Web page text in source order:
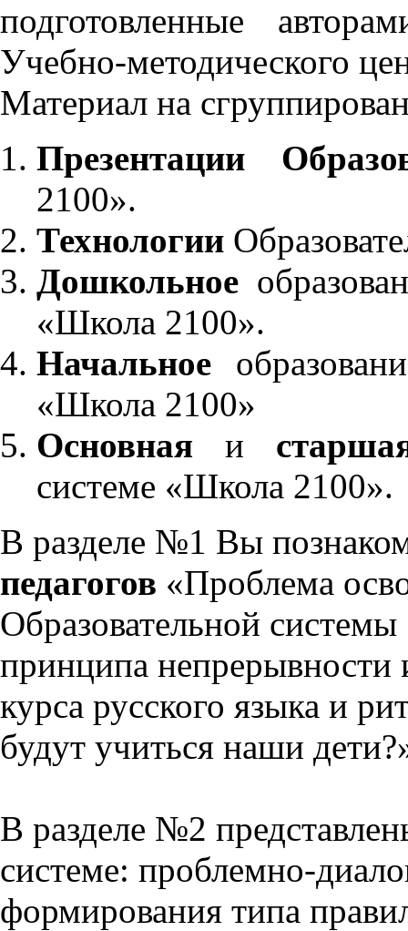
подготовленные
Учебно-методического
Материал на
Презентации
2100».
Технологии
Дошкольное
«Школа 2100».
Начальное
«Школа 2100»
Основнаяи
системе «Школа 2100».
В разделе №1 Вы
педагогов «Проблема
Образовательной
принципа непрерывности
курса русского языка и
будут учиться наши
В разделе №2
системе: проблемно-
формирования типа